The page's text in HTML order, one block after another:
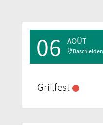
06 AOÛT
Baschleiden
Grillfest